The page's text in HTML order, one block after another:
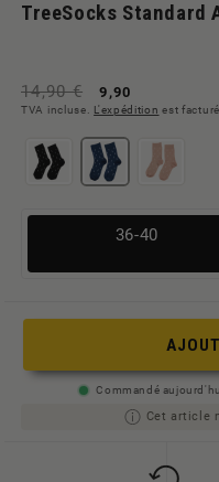
TreeSocks Standard
14,90 €
Prix
normal
Prix
de
vente
9,90
TVA incluse. L'expédition est
36-40
nicht
Commandé
Cet article